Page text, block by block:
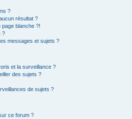
?
résultat ?
blanche ?!
?
messages et sujets ?
et la surveillance ?
des sujets ?
de sujets ?
ce forum ?